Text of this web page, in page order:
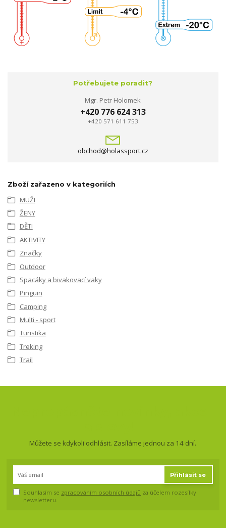
Potřebujete poradit?
Mgr. Petr Holomek
+420 776 624 313
+420 571 611 753
obchod@holassport.cz
Zboží zařazeno v kategoriích
MUŽI
ŽENY
DĚTI
AKTIVITY
Značky
Outdoor
Spacáky a bivakovací vaky
Pinguin
Camping
Multi - sport
Turistika
Treking
Trail
Můžete se kdykoli odhlásit. Zasíláme jednou za 14 dní.
Přihlásit se
Souhlasím se zpracováním osobních údajů za účelem rozesílky
newsletteru.